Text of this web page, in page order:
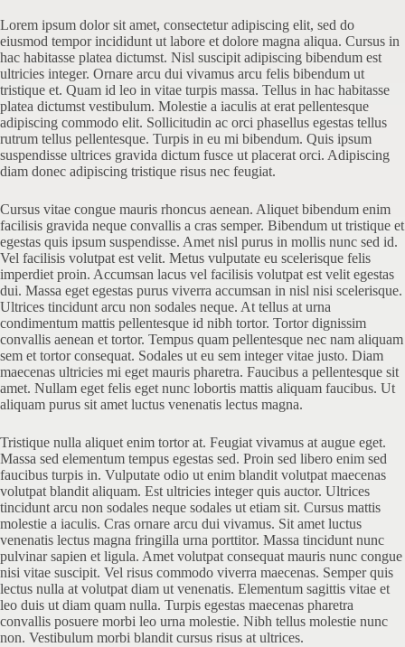
Lorem ipsum dolor sit amet, consectetur adipiscing elit, sed do
eiusmod tempor incididunt ut labore et dolore magna aliqua. Cursus in
hac habitasse platea dictumst. Nisl suscipit adipiscing bibendum est
ultricies integer. Ornare arcu dui vivamus arcu felis bibendum ut
tristique et. Quam id leo in vitae turpis massa. Tellus in hac habitasse
platea dictumst vestibulum. Molestie a iaculis at erat pellentesque
adipiscing commodo elit. Sollicitudin ac orci phasellus egestas tellus
rutrum tellus pellentesque. Turpis in eu mi bibendum. Quis ipsum
suspendisse ultrices gravida dictum fusce ut placerat orci. Adipiscing
diam donec adipiscing tristique risus nec feugiat.
Cursus vitae congue mauris rhoncus aenean. Aliquet bibendum enim
facilisis gravida neque convallis a cras semper. Bibendum ut tristique et
egestas quis ipsum suspendisse. Amet nisl purus in mollis nunc sed id.
Vel facilisis volutpat est velit. Metus vulputate eu scelerisque felis
imperdiet proin. Accumsan lacus vel facilisis volutpat est velit egestas
dui. Massa eget egestas purus viverra accumsan in nisl nisi scelerisque.
Ultrices tincidunt arcu non sodales neque. At tellus at urna
condimentum mattis pellentesque id nibh tortor. Tortor dignissim
convallis aenean et tortor. Tempus quam pellentesque nec nam aliquam
sem et tortor consequat. Sodales ut eu sem integer vitae justo. Diam
maecenas ultricies mi eget mauris pharetra. Faucibus a pellentesque sit
amet. Nullam eget felis eget nunc lobortis mattis aliquam faucibus. Ut
aliquam purus sit amet luctus venenatis lectus magna.
Tristique nulla aliquet enim tortor at. Feugiat vivamus at augue eget.
Massa sed elementum tempus egestas sed. Proin sed libero enim sed
faucibus turpis in. Vulputate odio ut enim blandit volutpat maecenas
volutpat blandit aliquam. Est ultricies integer quis auctor. Ultrices
tincidunt arcu non sodales neque sodales ut etiam sit. Cursus mattis
molestie a iaculis. Cras ornare arcu dui vivamus. Sit amet luctus
venenatis lectus magna fringilla urna porttitor. Massa tincidunt nunc
pulvinar sapien et ligula. Amet volutpat consequat mauris nunc congue
nisi vitae suscipit. Vel risus commodo viverra maecenas. Semper quis
lectus nulla at volutpat diam ut venenatis. Elementum sagittis vitae et
leo duis ut diam quam nulla. Turpis egestas maecenas pharetra
convallis posuere morbi leo urna molestie. Nibh tellus molestie nunc
non. Vestibulum morbi blandit cursus risus at ultrices.